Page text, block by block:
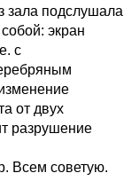
зала подслушала
экран
с
от двух
разрушение
Всем советую.